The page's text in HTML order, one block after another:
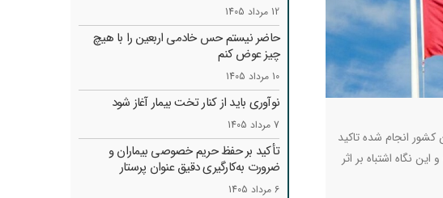
کشور انجام شده تاکید
نگاه اشتباه بر اثر
12 مرداد 1405
حاضر نیستم حس خادمی اربعین را با هیچ
چیز عوض کنم
10 مرداد 1405
نوآوری باید از کنار تخت بیمار آغاز شود
7 مرداد 1405
تأکید بر حفظ حریم خصوصی بیماران و
ضرورت به‌کارگیری دقیق عنوان پرستار
6 مرداد 1405